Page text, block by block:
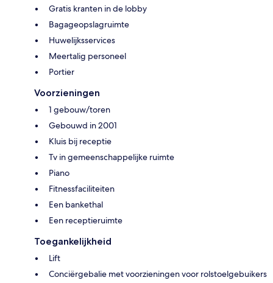
Gratis kranten in de lobby
Bagageopslagruimte
Huwelijksservices
Meertalig personeel
Portier
Voorzieningen
1 gebouw/toren
Gebouwd in 2001
Kluis bij receptie
Tv in gemeenschappelijke ruimte
Piano
Fitnessfaciliteiten
Een bankethal
Een receptieruimte
Toegankelijkheid
Lift
Conciërgebalie met voorzieningen voor rolstoelgebuikers